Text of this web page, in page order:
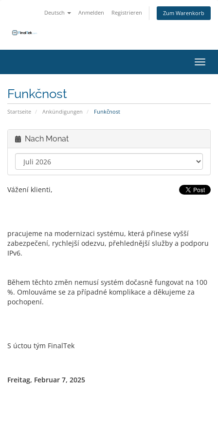
Deutsch Anmelden Registrieren Zum Warenkorb
Funkčnost
Startseite Ankündigungen Funkčnost
Nach Monat
Vážení klienti,
pracujeme na modernizaci systému, která přinese vyšší
zabezpečení, rychlejší odezvu, přehlednější služby a podporu
IPv6.
Během těchto změn nemusí systém dočasně fungovat na 100
%. Omlouváme se za případné komplikace a děkujeme za
pochopení.
S úctou tým FinalTek
Freitag, Februar 7, 2025